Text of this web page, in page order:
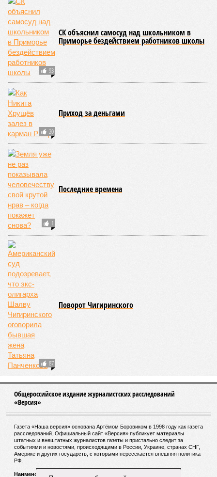
Турция, Иран, Индия и Непал также расположены на очень
активных линиях разломов тектонических плит. Не
исключение и центральная часть США – причина в Нью-
Мадридском разломе в штате Миссури. Землетрясения
средней силы – явление, в общем-то, обычное и вполне
сносное, но периодически, раз в несколько столетий,
трясёт так, что мало не покажется никому. К примеру, в
самом конце 2004 года бахнуло близ побережья
индонезийского острова Суматра, а следом пошли
огромные, превышающие высоту 15 метров, волны. Итог –
250 тыс. погибших.
На втором месте в рейтинге A-Z Animals как раз цунами. В
этом плане к уязвимым регионам относятся: побережье
Индийского океана, тихо­океанские побережья Японии и
США, а также некоторые районы Карибского бассейна и
Средиземноморья. То есть в зоне риска уже не только
Поднебесная с Индией – не так ли?
«Бронзу» получают извержения супервулканов – «Наша
Версия» уже
окончательно проснётся знаменитый Йеллоустоун. Это
грозит не только уничтожением части Соединённых
Штатов, но и общепланетарной катастрофой вплоть до
возникновения «вулканической зимы». Флегрейские поля в
Италии, кстати, тоже не стоит сбрасывать со счетов. Равно
как и многие другие до поры спящие вулканические
районы.
Невидимый убийца
Упоминают эксперты и жару вкупе с засухой и
следующими отсюда лесными пожарами. Тут в группе
риска запад США, юг Европы, Австралия, Ближний Восток,
а также некоторые районы Бразилии и Африки к югу от
Сахары. Леса начинают гореть всё чаще и чаще,
достаточно посмотреть общемировую статистику; сотни
тысяч людей остаются без крова, десятки тысяч – гибнут.
огонь уничтожает лесную экосистему, сельское хозяйство
и кропотливо созданную человеком инфраструктуру.
год за годом их будет всё больше, и здесь уже среди
прочего в большой опасности Европа. Небывалая жара,
зафиксированная в этом и прошлом годах в Италии и во
Франции, тому лучшее подтверждение.